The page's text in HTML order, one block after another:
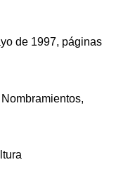
de 1997, páginas
Nombramientos,